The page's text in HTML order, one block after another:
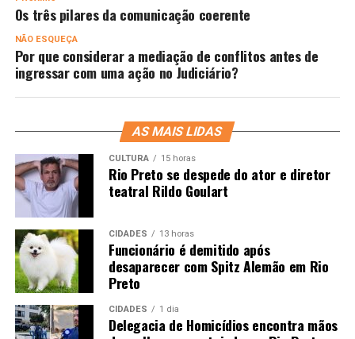
Os três pilares da comunicação coerente
NÃO ESQUEÇA
Por que considerar a mediação de conflitos antes de
ingressar com uma ação no Judiciário?
AS MAIS LIDAS
CULTURA 15 horas
Rio Preto se despede do ator e diretor
teatral Rildo Goulart
CIDADES 13 horas
Funcionário é demitido após
desaparecer com Spitz Alemão em Rio
Preto
CIDADES 1 dia
Delegacia de Homicídios encontra mãos